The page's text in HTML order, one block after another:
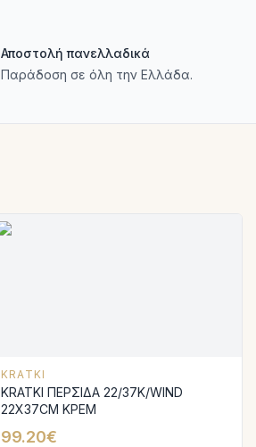
Αποστολή πανελλαδικά
Παράδοση σε όλη την Ελλάδα.
KRATKI
KRATKI ΠΕΡΣΙΔΑ 22/37K/WIND
22X37CM ΚΡΕΜ
99.20€